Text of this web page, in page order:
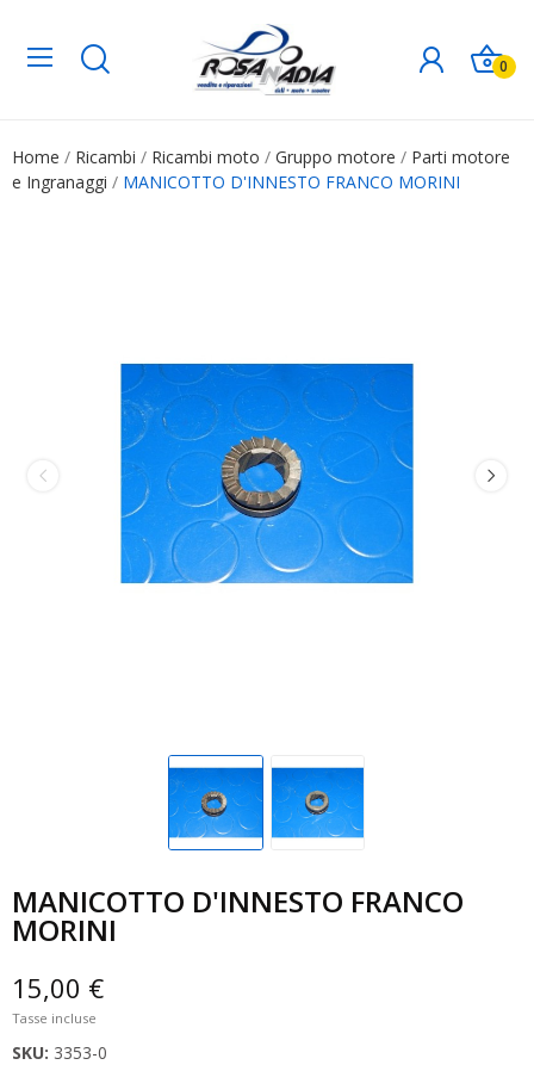
0
Home Ricambi Ricambi moto Gruppo motore
Parti motore
e Ingranaggi
MANICOTTO D'INNESTO FRANCO MORINI
MANICOTTO D'INNESTO FRANCO
MORINI
15,00 €
Tasse incluse
SKU: 3353-0